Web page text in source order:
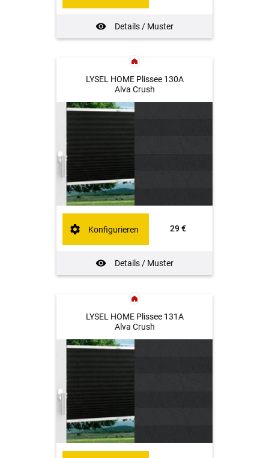
Details / Muster
LYSEL HOME Plissee 130A
Alva Crush
29 €
Details / Muster
Konfigurieren
LYSEL HOME Plissee 131A
Alva Crush